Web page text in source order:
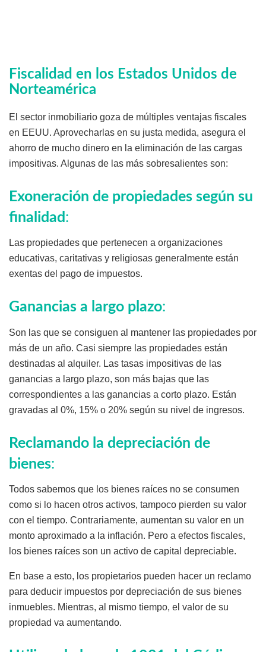
Fiscalidad en los Estados Unidos de
Norteamérica
El sector inmobiliario goza de múltiples ventajas fiscales
en EEUU. Aprovecharlas en su justa medida, asegura el
ahorro de mucho dinero en la eliminación de las cargas
impositivas. Algunas de las más sobresalientes son:
Exoneración de propiedades según su
finalidad :
Las propiedades que pertenecen a organizaciones
educativas, caritativas y religiosas generalmente están
exentas del pago de impuestos.
Ganancias a largo plazo:
Son las que se consiguen al mantener las propiedades por
más de un año. Casi siempre las propiedades están
destinadas al alquiler. Las tasas impositivas de las
ganancias a largo plazo, son más bajas que las
correspondientes a las ganancias a corto plazo. Están
gravadas al 0%, 15% o 20% según su nivel de ingresos.
Reclamando la depreciación de
bienes:
Todos sabemos que los bienes raíces no se consumen
como si lo hacen otros activos, tampoco pierden su valor
con el tiempo. Contrariamente, aumentan su valor en un
monto aproximado a la inflación. Pero a efectos fiscales,
los bienes raíces son un activo de capital depreciable.
En base a esto, los propietarios pueden hacer un reclamo
para deducir impuestos por depreciación de sus bienes
inmuebles. Mientras, al mismo tiempo, el valor de su
propiedad va aumentando.